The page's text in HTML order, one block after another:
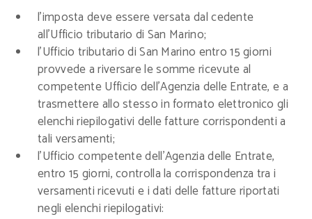
l’imposta deve essere versata dal cedente
all’Ufficio tributario di San Marino;
l’Ufficio tributario di San Marino entro 15 giorni
provvede a riversare le somme ricevute al
competente Ufficio dell’Agenzia delle Entrate, e a
trasmettere allo stesso in formato elettronico gli
elenchi riepilogativi delle fatture corrispondenti a
tali versamenti;
l’Ufficio competente dell’Agenzia delle Entrate,
entro 15 giorni, controlla la corrispondenza tra i
versamenti ricevuti e i dati delle fatture riportati
negli elenchi riepilogativi: